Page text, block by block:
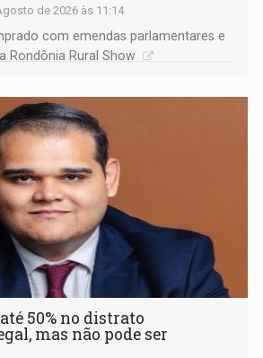
de 2026 às 11:14
com emendas parlamentares e
Rondônia Rural Show
50% no distrato
mas não pode ser